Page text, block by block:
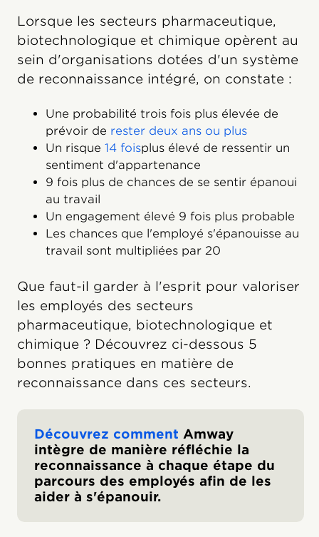
Lorsque les secteurs pharmaceutique,
biotechnologique et chimique opèrent au
sein d'organisations dotées d'un système
de reconnaissance intégré, on constate :
Une probabilité trois fois plus élevée de
prévoir de rester deux ans ou plus
‍Un risque 14 foisplus élevé de ressentir un
sentiment d'appartenance
9 fois plus de chances de se sentir épanoui
au travail
Un engagement élevé 9 fois plus probable
Les chances que l'employé s'épanouisse au
travail sont multipliées par 20
Que faut-il garder à l'esprit pour valoriser
les employés des secteurs
pharmaceutique, biotechnologique et
chimique ? Découvrez ci-dessous 5
bonnes pratiques en matière de
reconnaissance dans ces secteurs.
Découvrez comment Amway
intègre de manière réfléchie la
reconnaissance à chaque étape du
parcours des employés afin de les
aider à s'épanouir.